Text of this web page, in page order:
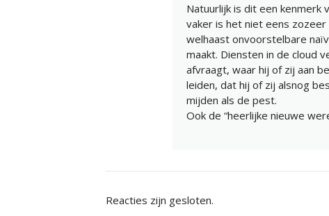
Natuurlijk is dit een kenmerk
vaker is het niet eens
welhaast onvoorstelbare
maakt. Diensten in de cloud
afvraagt, waar hij of zij aan
leiden, dat hij of zij alsnog
mijden als de pest.
Ook de “heerlijke nieuwe
Reacties zijn gesloten.